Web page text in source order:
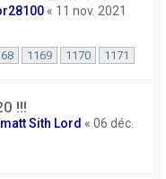
« 11 nov. 2021
1169 1170 1171
!!!
Sith Lord « 06 déc.